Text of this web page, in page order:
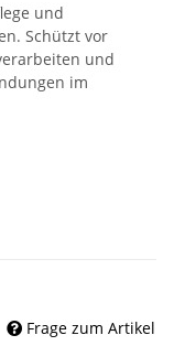
und
Schützt vor
und
im
Frage zum Artikel